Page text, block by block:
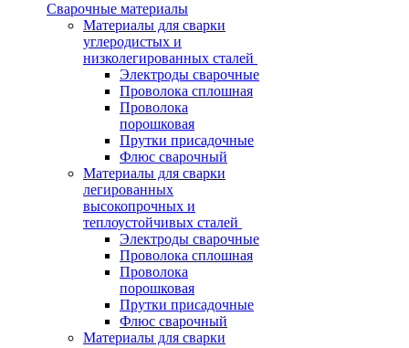
Сварочные материалы
Материалы для сварки
углеродистых и
низколегированных сталей
Электроды сварочные
Проволока сплошная
Проволока
порошковая
Прутки присадочные
Флюс сварочный
Материалы для сварки
легированных
высокопрочных и
теплоустойчивых сталей
Электроды сварочные
Проволока сплошная
Проволока
порошковая
Прутки присадочные
Флюс сварочный
Материалы для сварки